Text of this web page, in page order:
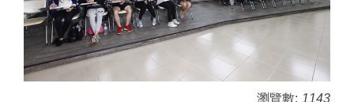
瀏覽數: 1143